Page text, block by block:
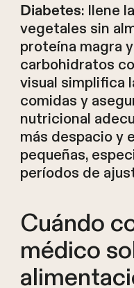
Diabetes: llene
vegetales sin
proteína magra
carbohidratos
visual simplifica
comidas y
nutricional
más despacio y
pequeñas,
períodos de
Cuándo
médico